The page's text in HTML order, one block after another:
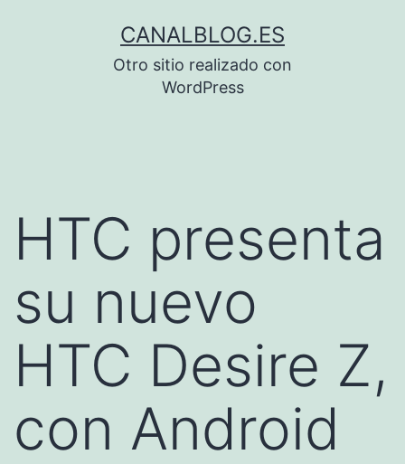
CANALBLOG.ES
Otro sitio realizado con
WordPress
HTC presenta
su nuevo
HTC Desire Z,
con Android